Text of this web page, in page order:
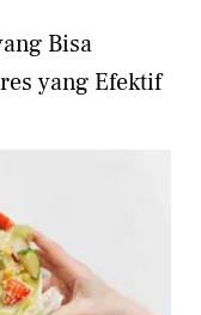
Bisa
yang Efektif